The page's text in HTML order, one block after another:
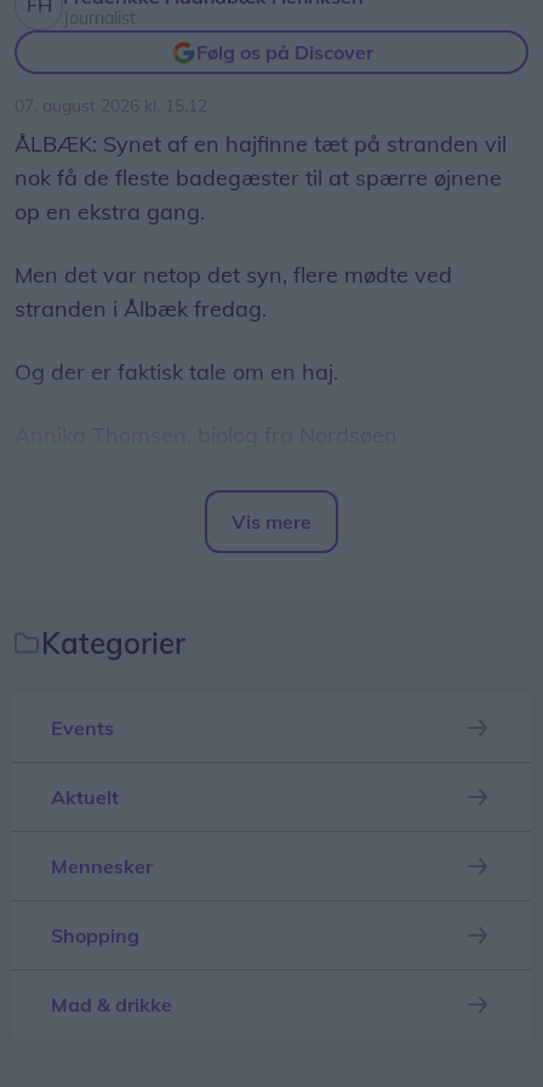
siger Nicolai Ellgaard Bechfeldt fra Frederikshavn
Varme.
Termograferingen giver et præcist overblik over
utætheder og gør det muligt for varmeselskabet
hurtigt at igangsætte arbejdet - til gavn for
forsyningssikkerheden og for at mindske
vandtabet
Nørregade vil være spærret på strækningen
mellem Vestergade og Nørregade 29A. Der vil
være omkørsel for private via Århusgade og
Journalist
Følg os på Discover
07. august 2026 kl. 15.12
ÅLBÆK: Synet af en hajfinne tæt på stranden vil
nok få de fleste badegæster til at spærre øjnene
op en ekstra gang.
Men det var netop det syn, flere mødte ved
stranden i Ålbæk fredag.
Og der er faktisk tale om en haj.
er blevet spottet nær kysten ved Ålbæk, og hun
bekræfter over for LigeHer.nu, at der er tale om en
Vis mere
Kategorier
Events
Aktuelt
Mennesker
Shopping
Mad & drikke